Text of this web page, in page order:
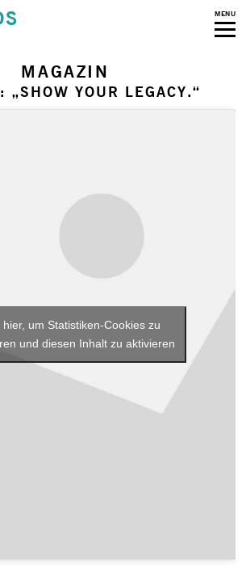
MENU
MAGAZIN
„SHOW YOUR LEGACY.“
hier, um Statistiken-Cookies zu
und diesen Inhalt zu aktivieren